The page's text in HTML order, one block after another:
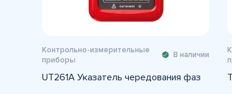
Контрольно-измерительные
приборы
В наличии
UT261A Указатель чередования фаз